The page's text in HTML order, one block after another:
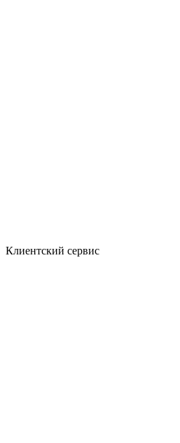
Клиентский сервис